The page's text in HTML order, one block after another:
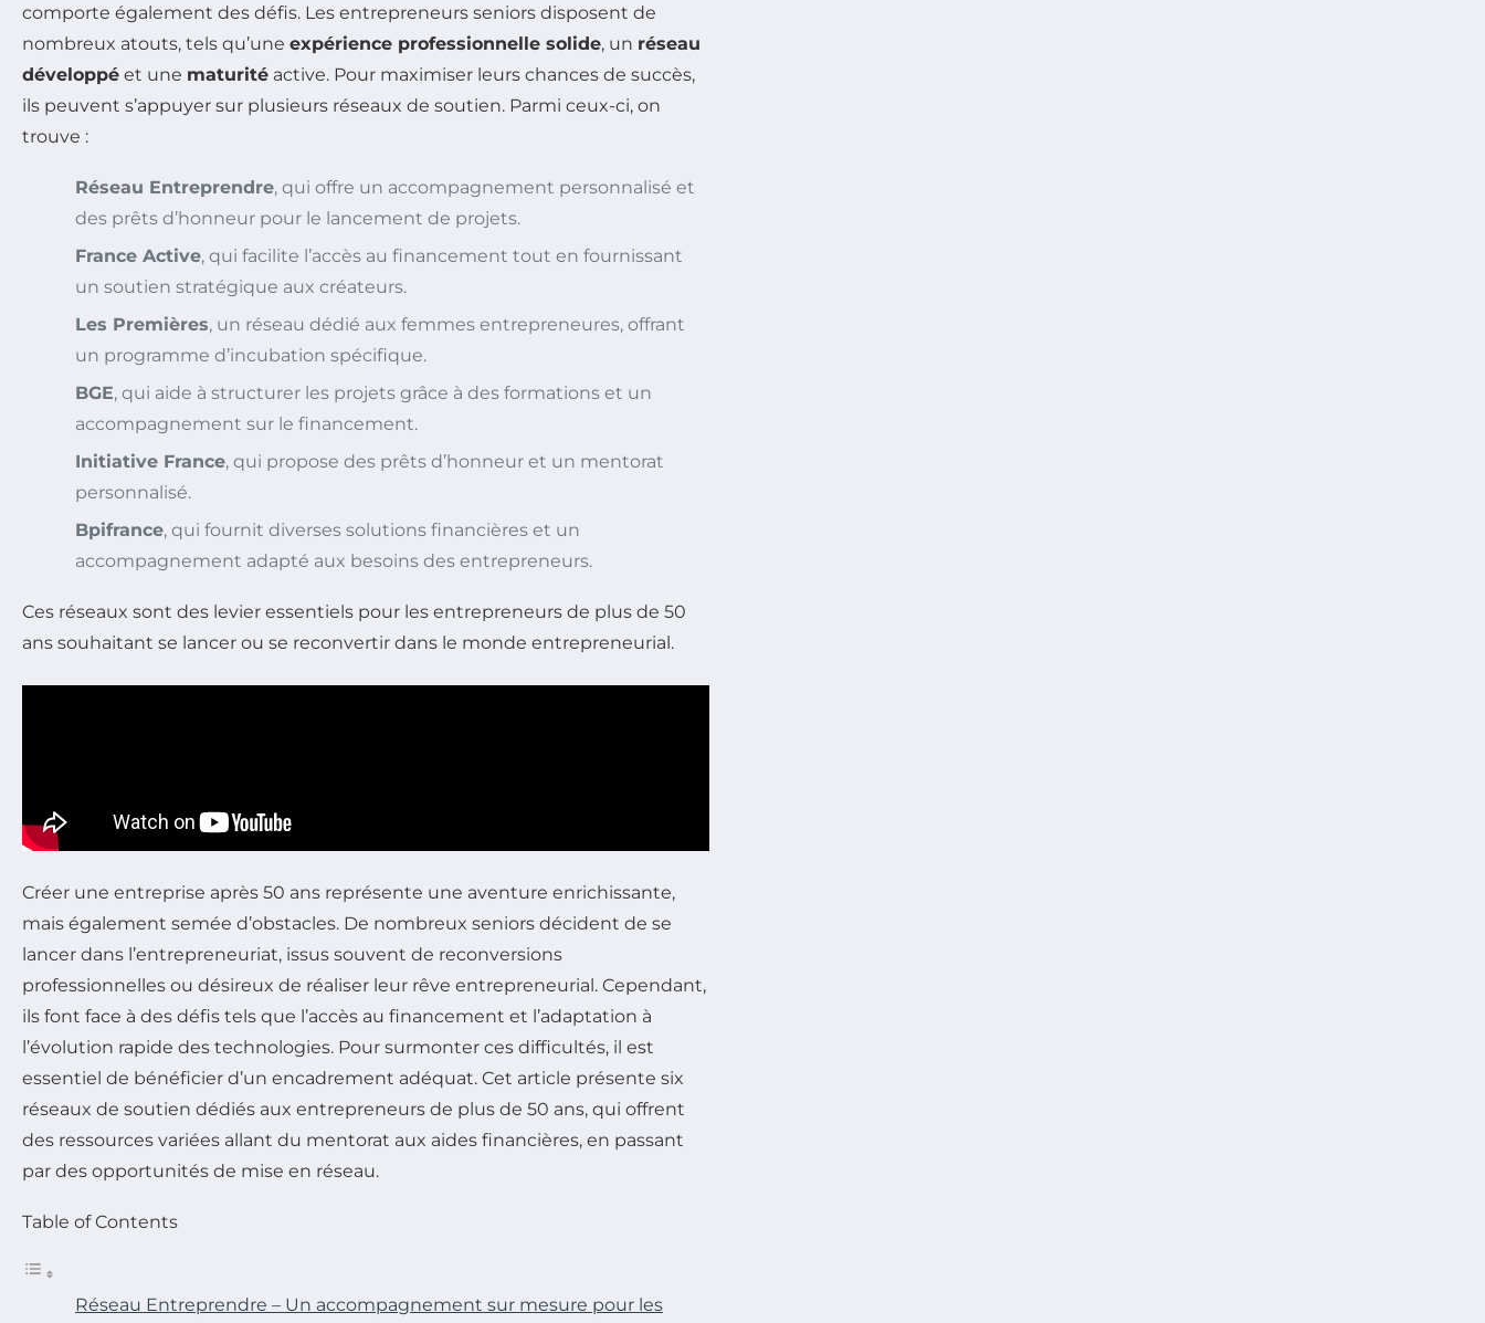
comporte également des défis. Les entrepreneurs seniors disposent de
nombreux atouts, tels qu’une expérience professionnelle solide, un réseau
développé et une maturité active. Pour maximiser leurs chances de succès,
ils peuvent s’appuyer sur plusieurs réseaux de soutien. Parmi ceux-ci, on
trouve :
Réseau Entreprendre, qui offre un accompagnement personnalisé et
des prêts d’honneur pour le lancement de projets.
France Active, qui facilite l’accès au financement tout en fournissant
un soutien stratégique aux créateurs.
Les Premières, un réseau dédié aux femmes entrepreneures, offrant
un programme d’incubation spécifique.
BGE, qui aide à structurer les projets grâce à des formations et un
accompagnement sur le financement.
Initiative France, qui propose des prêts d’honneur et un mentorat
personnalisé.
Bpifrance, qui fournit diverses solutions financières et un
accompagnement adapté aux besoins des entrepreneurs.
Ces réseaux sont des levier essentiels pour les entrepreneurs de plus de 50
ans souhaitant se lancer ou se reconvertir dans le monde entrepreneurial.
Créer une entreprise après 50 ans représente une aventure enrichissante,
mais également semée d’obstacles. De nombreux seniors décident de se
lancer dans l’entrepreneuriat, issus souvent de reconversions
professionnelles ou désireux de réaliser leur rêve entrepreneurial. Cependant,
ils font face à des défis tels que l’accès au financement et l’adaptation à
l’évolution rapide des technologies. Pour surmonter ces difficultés, il est
essentiel de bénéficier d’un encadrement adéquat. Cet article présente six
réseaux de soutien dédiés aux entrepreneurs de plus de 50 ans, qui offrent
des ressources variées allant du mentorat aux aides financières, en passant
par des opportunités de mise en réseau.
Table of Contents
Réseau Entreprendre – Un accompagnement sur mesure pour les